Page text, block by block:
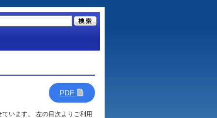
PDF
います。 左の目次よりご利用